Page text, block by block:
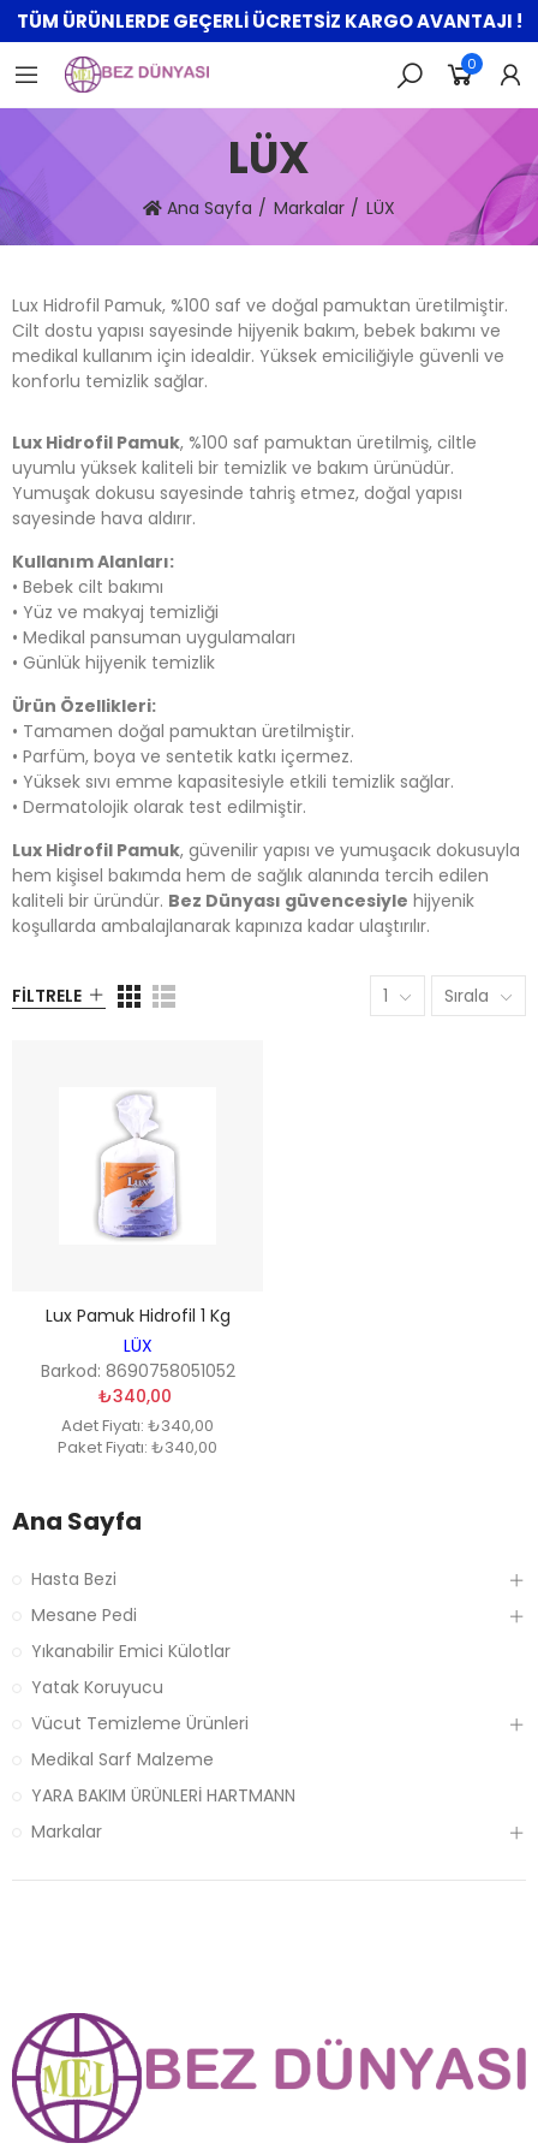
TÜM ÜRÜNLERDE GEÇERLİ ÜCRETSİZ KARGO AVANTAJI !
0
LÜX
Ana Sayfa Markalar LÜX
Lux Hidrofil Pamuk, %100 saf ve doğal pamuktan üretilmiştir.
Cilt dostu yapısı sayesinde hijyenik bakım, bebek bakımı ve
medikal kullanım için idealdir. Yüksek emiciliğiyle güvenli ve
konforlu temizlik sağlar.
Lux Hidrofil Pamuk, %100 saf pamuktan üretilmiş, ciltle
uyumlu yüksek kaliteli bir temizlik ve bakım ürünüdür.
Yumuşak dokusu sayesinde tahriş etmez, doğal yapısı
sayesinde hava aldırır.
Kullanım Alanları:
• Bebek cilt bakımı
• Yüz ve makyaj temizliği
• Medikal pansuman uygulamaları
• Günlük hijyenik temizlik
Ürün Özellikleri:
• Tamamen doğal pamuktan üretilmiştir.
• Parfüm, boya ve sentetik katkı içermez.
• Yüksek sıvı emme kapasitesiyle etkili temizlik sağlar.
• Dermatolojik olarak test edilmiştir.
Lux Hidrofil Pamuk, güvenilir yapısı ve yumuşacık dokusuyla
hem kişisel bakımda hem de sağlık alanında tercih edilen
kaliteli bir üründür. Bez Dünyası güvencesiyle hijyenik
koşullarda ambalajlanarak kapınıza kadar ulaştırılır.
FILTRELE 1 Sırala
Lux Pamuk Hidrofil 1 Kg
LÜX
Barkod: 8690758051052
₺340,00
Adet Fiyatı: ₺340,00
Paket Fiyatı: ₺340,00
Ana Sayfa
Hasta Bezi
Mesane Pedi
Yıkanabilir Emici Külotlar
Yatak Koruyucu
Vücut Temizleme Ürünleri
Medikal Sarf Malzeme
YARA BAKIM ÜRÜNLERİ HARTMANN
Markalar